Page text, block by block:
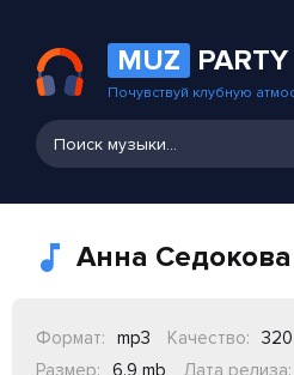
MUZ PARTY
Почувствуй клубную
Анна
Формат: mp3 Качество:
Размер:
6.9 mb Дата релиза: